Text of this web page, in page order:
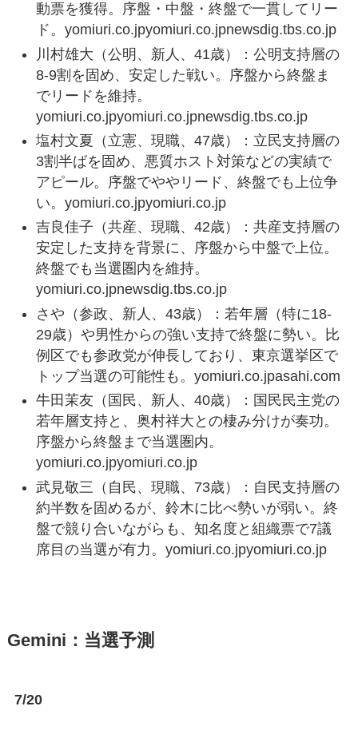
動票を獲得。序盤・中盤・終盤で一貫してリー
ド。yomiuri.co.jpyomiuri.co.jpnewsdig.tbs.co.jp
川村雄大（公明、新人、41歳）：公明支持層の
8-9割を固め、安定した戦い。序盤から終盤ま
でリードを維持。
yomiuri.co.jpyomiuri.co.jpnewsdig.tbs.co.jp
塩村文夏（立憲、現職、47歳）：立民支持層の
3割半ばを固め、悪質ホスト対策などの実績で
アピール。序盤でややリード、終盤でも上位争
い。yomiuri.co.jpyomiuri.co.jp
吉良佳子（共産、現職、42歳）：共産支持層の
安定した支持を背景に、序盤から中盤で上位。
終盤でも当選圏内を維持。
yomiuri.co.jpnewsdig.tbs.co.jp
さや（参政、新人、43歳）：若年層（特に18-
29歳）や男性からの強い支持で終盤に勢い。比
例区でも参政党が伸長しており、東京選挙区で
トップ当選の可能性も。yomiuri.co.jpasahi.com
牛田茉友（国民、新人、40歳）：国民民主党の
若年層支持と、奥村祥大との棲み分けが奏功。
序盤から終盤まで当選圏内。
yomiuri.co.jpyomiuri.co.jp
武見敬三（自民、現職、73歳）：自民支持層の
約半数を固めるが、鈴木に比べ勢いが弱い。終
盤で競り合いながらも、知名度と組織票で7議
席目の当選が有力。yomiuri.co.jpyomiuri.co.jp
Gemini：当選予測
7/20